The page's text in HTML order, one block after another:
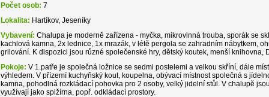
Počet osob: 7
Lokalita: Hartíkov, Jeseníky
Vybavení: Chalupa je moderně zařízena - myčka, mikrovlnná trouba, sporák se
kachlová kamna, 2x lednice, 1x mrazák, v létě pergola se zahradním nábytkem,
grilování. K dispozici jsou různé společenské hry, dětský koutek, menší knihovna,
Pokoje: V 1.patře je společná ložnice se sedmi postelemi a velkou skříní, dále
výhledem. V přízemí kuchyňský kout, koupelna, obývací místnost společná s
kamna, pohodlná rozkládací pohovka pro 2 osoby, velký jidelní stůl. V chalupě
využívají jako spižírna, popř. odkládací prostory.